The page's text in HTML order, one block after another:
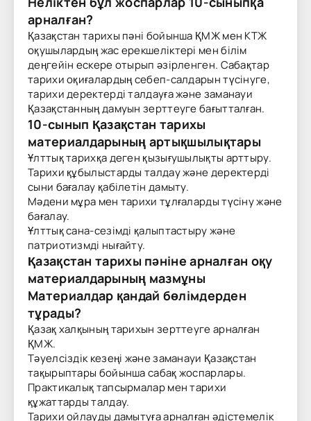
арналған?
Қазақстан тарихы пәні бойынша ҚМЖ мен КТЖ
оқушылардың жас ерекшеліктері мен білім
деңгейін ескере отырып әзірленген. Сабақтар
тарихи оқиғалардың себеп-салдарын түсінуге,
тарихи деректерді талдауға және заманауи
Қазақстанның дамуын зерттеуге бағытталған.
10-сынып Қазақстан тарихы
материалдарының артықшылықтары
Ұлттық тарихқа деген қызығушылықты арттыру.
Тарихи құбылыстарды талдау және деректерді
сыни бағалау қабілетін дамыту.
Мәдени мұра мен тарихи тұлғаларды түсіну және
бағалау.
Ұлттық сана-сезімді қалыптастыру және
патриотизмді нығайту.
Қазақстан тарихы пәніне арналған оқу
материалдарының мазмұны
Материалдар қандай бөлімдерден
тұрады?
Қазақ халқының тарихын зерттеуге арналған
ҚМЖ.
Тәуелсіздік кезеңі және заманауи Қазақстан
тақырыптары бойынша сабақ жоспарлары.
Практикалық тапсырмалар мен тарихи
құжаттарды талдау.
Тарихи ойлауды дамытуға арналған әдістемелік